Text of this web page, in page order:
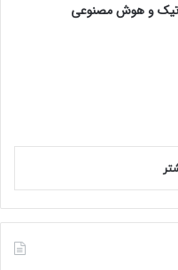
و هوش مصنوعی